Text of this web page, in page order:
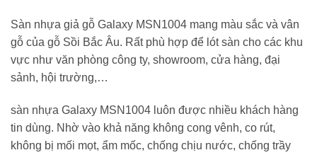
Sàn nhựa giả gỗ Galaxy MSN1004 mang màu sắc và vân
gỗ của gỗ Sồi Bắc Âu. Rất phù hợp để lót sàn cho các khu
vực như văn phòng công ty, showroom, cửa hàng, đại
sảnh, hội trường,…
sàn nhựa Galaxy MSN1004 luôn được nhiều khách hàng
tin dùng. Nhờ vào khả năng không cong vênh, co rút,
không bị mối mọt, ẩm mốc, chống chịu nước, chống trầy